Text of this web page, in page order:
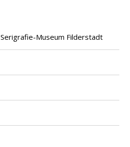
Serigrafie-Museum Filderstadt